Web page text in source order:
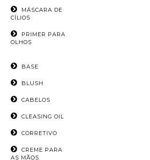
MÁSCARA DE
CÍLIOS
PRIMER PARA
OLHOS
BASE
BLUSH
CABELOS
CLEASING OIL
CORRETIVO
CREME PARA
AS MÃOS